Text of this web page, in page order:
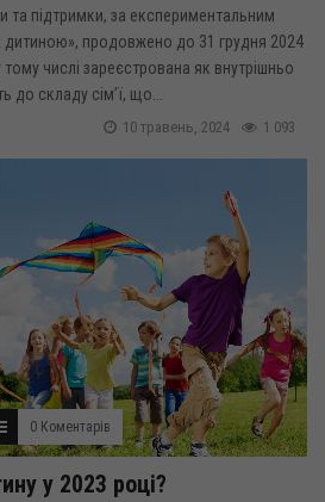
та підтримки, за експериментальним
дитиною», продовжено до 31 грудня 2024
числі зареєстрована як внутрішньо
до складу сім’ї, що...
1 093
10 травень, 2024
0 Коментарів
у 2023 році?